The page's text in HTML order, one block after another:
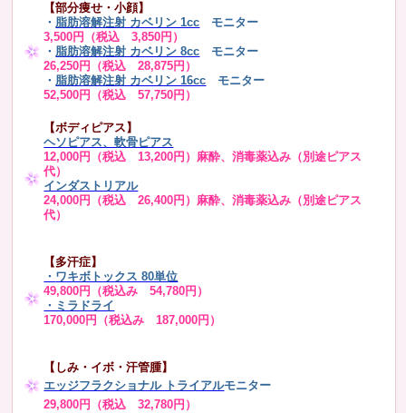
【部分痩せ・小顔】
・ 脂肪溶解注射 カベリン 1cc モニター
3,500円（税込 3,850円）
・ 脂肪溶解注射 カベリン 8cc モニター
26,250円（税込 28,875円）
・ 脂肪溶解注射 カベリン 16cc
モニター
52,500円（税込 57,750円）
【ボディピアス】
ヘソピアス、軟骨ピアス
12,000円（税込 13,200円）麻酔、消毒薬込み（別途ピアス
代）
インダストリアル
24,000円（税込 26,400円）麻酔、消毒薬込み（別途ピアス
代）
【多汗症】
・ ワキボトックス 80単位
49,800円（税込み 54,780円）
・ミラドライ
170,000円（税込み 187,000円）
【しみ・イボ・汗管腫】
エッジフラクショナル トライアルモニター
29,800円（税込 32,780円）